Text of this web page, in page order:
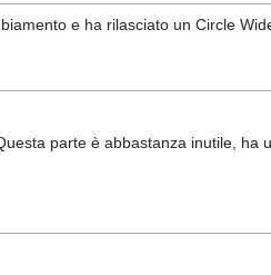
e ha rilasciato un Circle
parte è abbastanza inutile, ha